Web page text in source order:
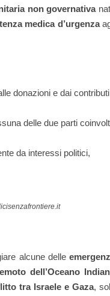
non governativa
medica d’urgenza
donazioni e dai contributi
delle due parti
da interessi politici,
alcune delle
dell’Oceano
tra Israele e Gaza,